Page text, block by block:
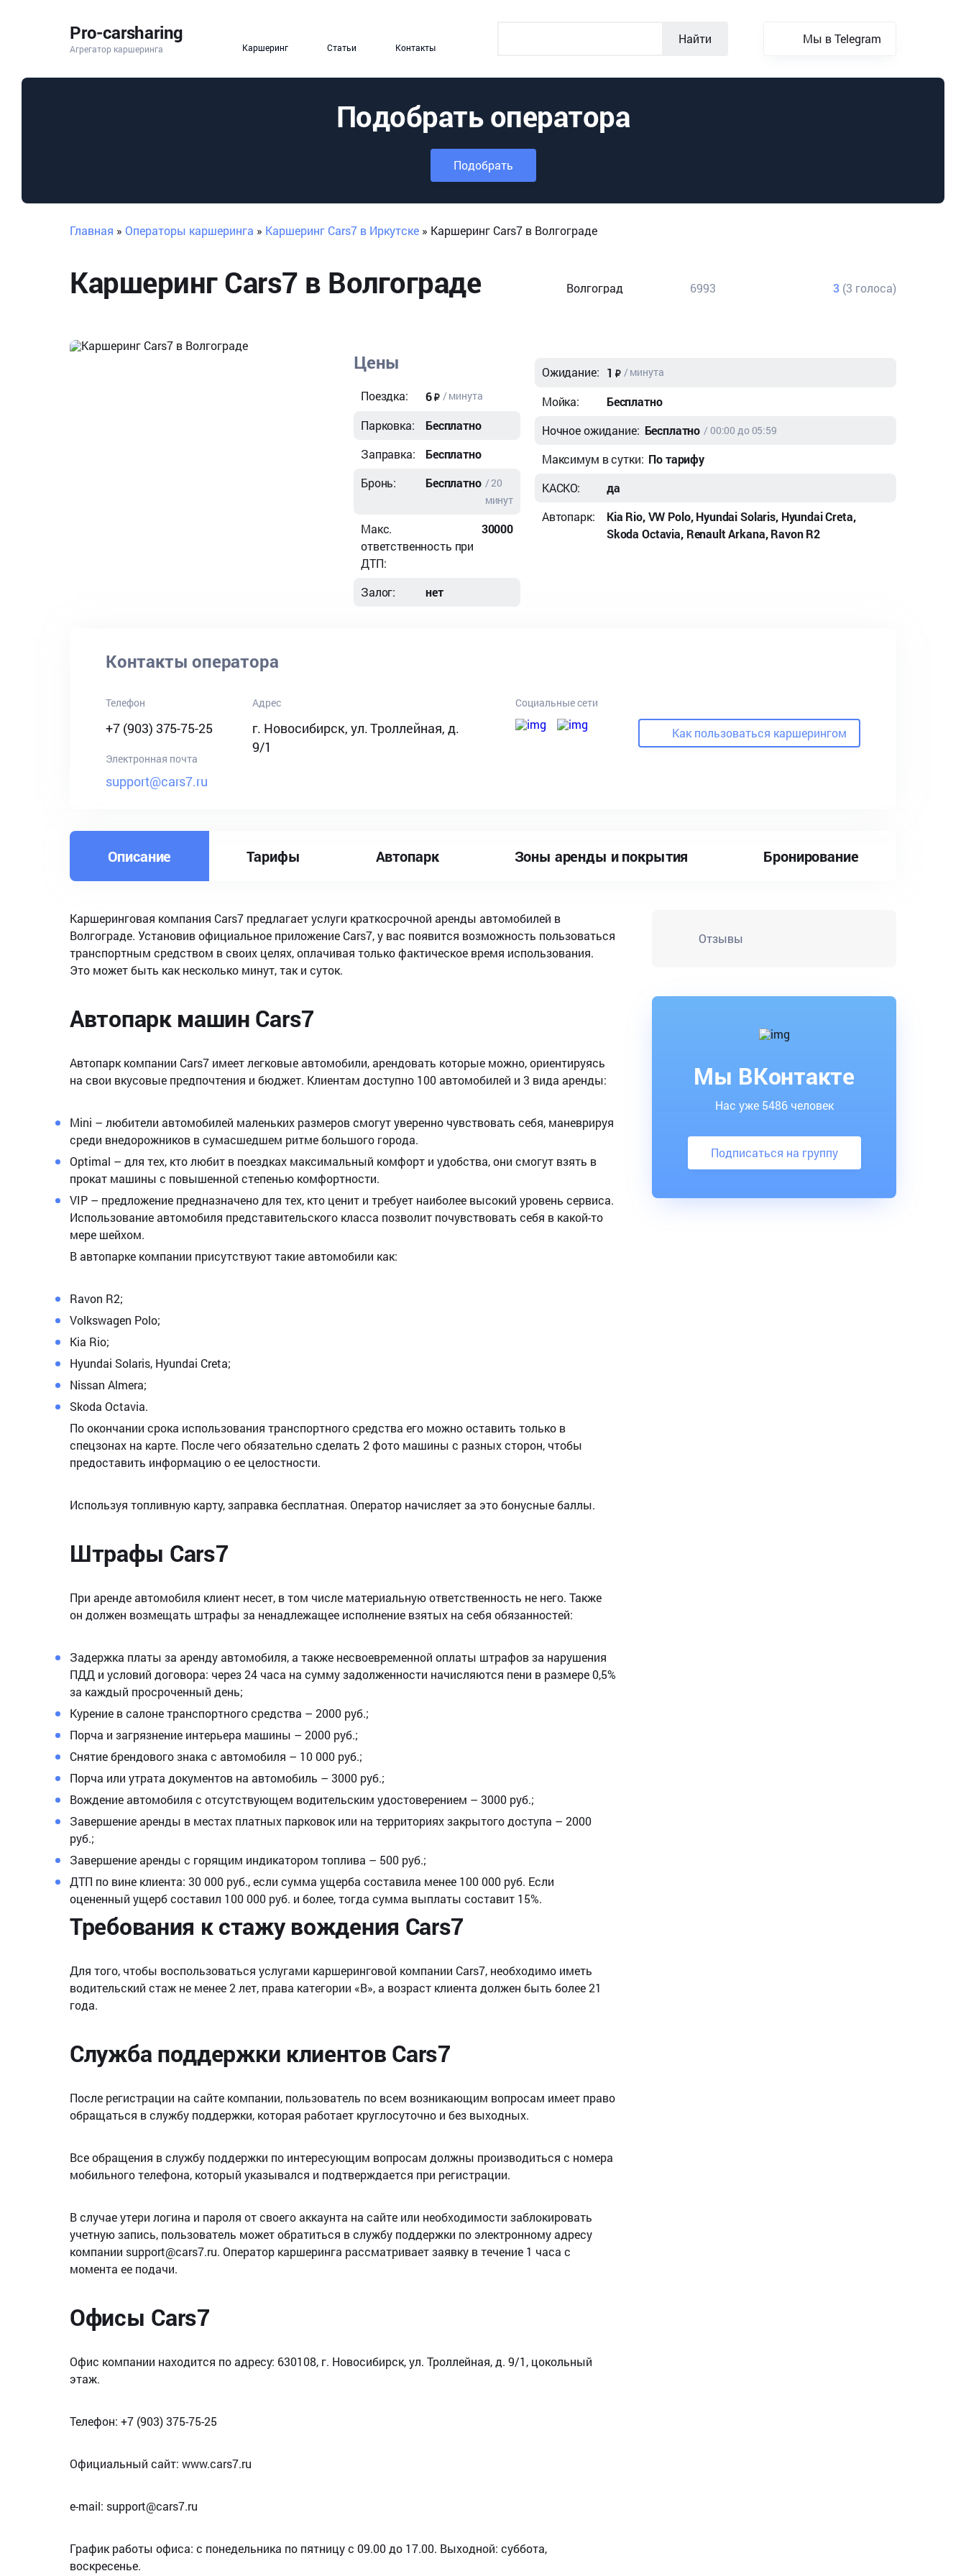
Pro-carsharing
Агрегатор каршеринга Каршеринг Статьи Контакты
Найти Мы в Telegram
Подобрать оператора
Подобрать
Главная » Операторы каршеринга » Каршеринг Cars7 в Иркутске » Каршеринг Cars7 в Волгограде
Каршеринг Cars7 в Волгограде Волгоград 6993 3 (3 голоса)
Цены
Поездка: 6 / минута
Парковка:
Бесплатно
Заправка:
Бесплатно
Бронь:
Бесплатно / 20
минут
Макс.
ответственность при
ДТП:
30000
Залог: нет
Ожидание: 1 / минута
Мойка:
Бесплатно
Ночное ожидание: Бесплатно / 00:00 до 05:59
Максимум в сутки: По тарифу
КАСКО:
да
Автопарк:
Kia Rio, VW Polo, Hyundai Solaris, Hyundai Creta,
Skoda Octavia, Renault Arkana, Ravon R2
Контакты оператора
Телефон
+7 (903) 375-75-25
Электронная почта
support@cars7.ru
Адрес
г. Новосибирск, ул. Троллейная, д.
9/1
Социальные сети
Как пользоваться каршерингом
Описание Тарифы Автопарк Зоны аренды и покрытия Бронирование
Каршеринговая компания Cars7 предлагает услуги краткосрочной аренды автомобилей в
Волгограде. Установив официальное приложение Cars7, у вас появится возможность пользоваться
транспортным средством в своих целях, оплачивая только фактическое время использования.
Это может быть как несколько минут, так и суток.
Автопарк машин Cars7
Автопарк компании Cars7 имеет легковые автомобили, арендовать которые можно, ориентируясь
на свои вкусовые предпочтения и бюджет. Клиентам доступно 100 автомобилей и 3 вида аренды:
Mini – любители автомобилей маленьких размеров смогут уверенно чувствовать себя, маневрируя
среди внедорожников в сумасшедшем ритме большого города.
Optimal – для тех, кто любит в поездках максимальный комфорт и удобства, они смогут взять в
прокат машины с повышенной степенью комфортности.
VIP – предложение предназначено для тех, кто ценит и требует наиболее высокий уровень сервиса.
Использование автомобиля представительского класса позволит почувствовать себя в какой-то
мере шейхом.
В автопарке компании присутствуют такие автомобили как:
Ravon R2;
Volkswagen Polo;
Kia Rio;
Hyundai Solaris, Hyundai Creta;
Nissan Almera;
Skoda Octavia.
По окончании срока использования транспортного средства его можно оставить только в
спецзонах на карте. После чего обязательно сделать 2 фото машины с разных сторон, чтобы
предоставить информацию о ее целостности.
Используя топливную карту, заправка бесплатная. Оператор начисляет за это бонусные баллы.
Штрафы Cars7
При аренде автомобиля клиент несет, в том числе материальную ответственность не него. Также
он должен возмещать штрафы за ненадлежащее исполнение взятых на себя обязанностей:
Задержка платы за аренду автомобиля, а также несвоевременной оплаты штрафов за нарушения
ПДД и условий договора: через 24 часа на сумму задолженности начисляются пени в размере 0,5%
за каждый просроченный день;
Курение в салоне транспортного средства – 2000 руб.;
Порча и загрязнение интерьера машины – 2000 руб.;
Снятие брендового знака с автомобиля – 10 000 руб.;
Порча или утрата документов на автомобиль – 3000 руб.;
Вождение автомобиля с отсутствующем водительским удостоверением – 3000 руб.;
Завершение аренды в местах платных парковок или на территориях закрытого доступа – 2000
руб.;
Завершение аренды с горящим индикатором топлива – 500 руб.;
ДТП по вине клиента: 30 000 руб., если сумма ущерба составила менее 100 000 руб. Если
оцененный ущерб составил 100 000 руб. и более, тогда сумма выплаты составит 15%.
Требования к стажу вождения Cars7
Для того, чтобы воспользоваться услугами каршеринговой компании Cars7, необходимо иметь
водительский стаж не менее 2 лет, права категории «В», а возраст клиента должен быть более 21
года.
Служба поддержки клиентов Cars7
После регистрации на сайте компании, пользователь по всем возникающим вопросам имеет право
обращаться в службу поддержки, которая работает круглосуточно и без выходных.
Все обращения в службу поддержки по интересующим вопросам должны производиться с номера
мобильного телефона, который указывался и подтверждается при регистрации.
В случае утери логина и пароля от своего аккаунта на сайте или необходимости заблокировать
учетную запись, пользователь может обратиться в службу поддержки по электронному адресу
компании support@cars7.ru. Оператор каршеринга рассматривает заявку в течение 1 часа с
момента ее подачи.
Офисы Cars7
Офис компании находится по адресу: 630108, г. Новосибирск, ул. Троллейная, д. 9/1, цокольный
этаж.
Телефон: +7 (903) 375-75-25
Официальный сайт: www.cars7.ru
e-mail: support@cars7.ru
График работы офиса: с понедельника по пятницу с 09.00 до 17.00. Выходной: суббота,
воскресенье.
Отзывы
Мы ВКонтакте
Нас уже 5486 человек
Подписаться на группу